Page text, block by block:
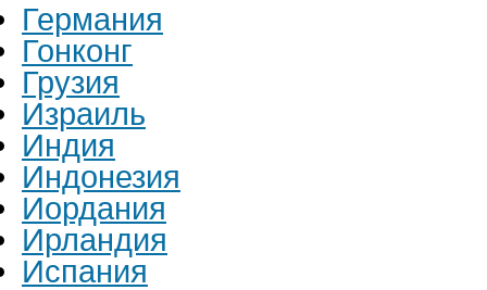
Германия
Гонконг
Грузия
Израиль
Индия
Индонезия
Иордания
Ирландия
Испания